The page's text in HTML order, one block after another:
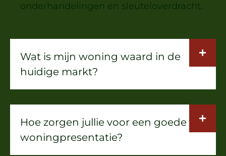
onderhandelingen en sleuteloverdracht.
Wat is mijn woning waard in de
huidige markt?
Hoe zorgen jullie voor een goede
woningpresentatie?